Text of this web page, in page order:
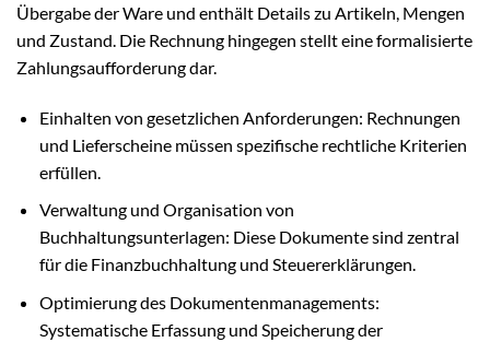
Übergabe der Ware und enthält Details zu Artikeln, Mengen
und Zustand. Die Rechnung hingegen stellt eine formalisierte
Zahlungsaufforderung dar.
Einhalten von gesetzlichen Anforderungen: Rechnungen
und Lieferscheine müssen spezifische rechtliche Kriterien
erfüllen.
Verwaltung und Organisation von
Buchhaltungsunterlagen: Diese Dokumente sind zentral
für die Finanzbuchhaltung und Steuererklärungen.
Optimierung des Dokumentenmanagements:
Systematische Erfassung und Speicherung der